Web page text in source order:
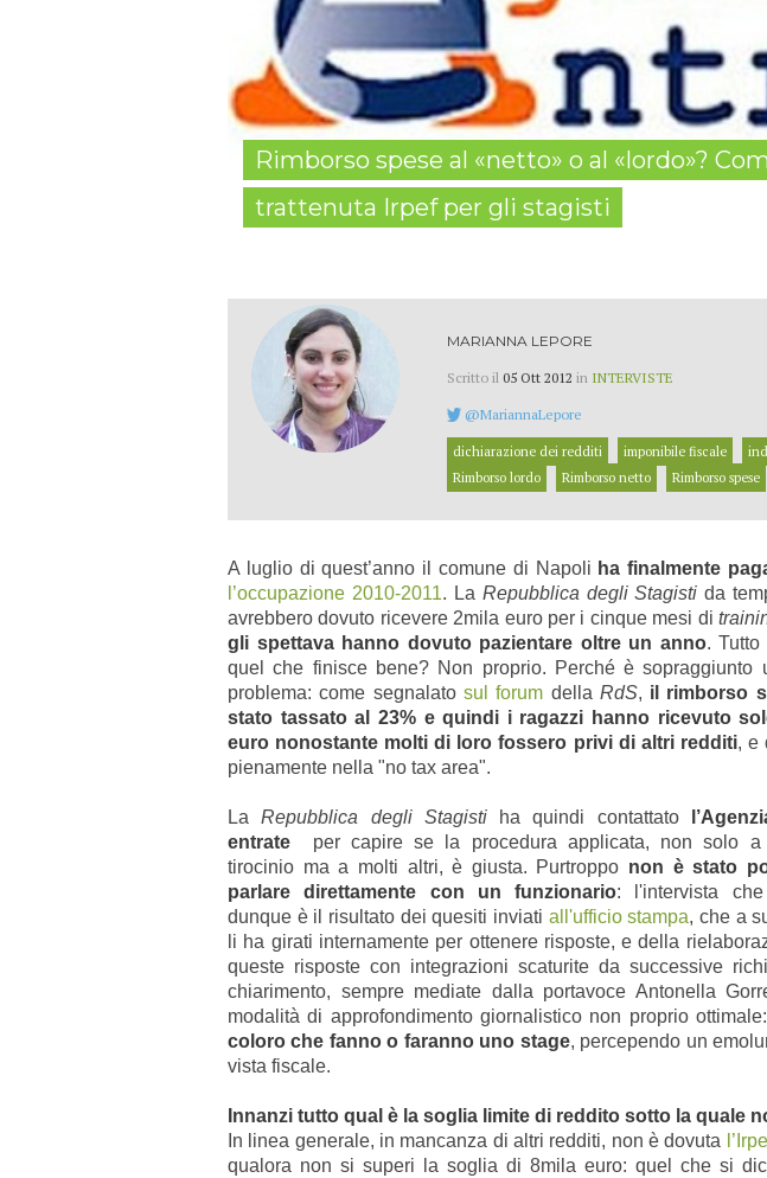
Rimborso spese al «netto» o al «lordo»?
trattenuta Irpef per gli stagisti
MARIANNA LEPORE
Scritto il 05 Ott 2012 in INTERVISTE
@MariannaLepore
dichiarazione dei redditi imponibile fiscale
Rimborso lordo
Rimborso netto Rimborso spese
A luglio di quest’anno il comune di Napoli ha finalmente
l’occupazione 2010-2011. La Repubblica degli Stagisti da
avrebbero dovuto ricevere 2mila euro per i cinque mesi di
gli spettava hanno dovuto pazientare oltre un anno. Tutto
quel che finisce bene? Non proprio. Perché è sopraggiunto
problema: come segnalato sul forum della RdS, il rimborso
stato tassato al 23% e quindi i ragazzi hanno ricevuto
euro nonostante molti di loro fossero privi di altri redditi, e
pienamente nella "no tax area".
LaRepubblica degli Stagistiha quindi contattato
entrate per capire se la procedura applicata, non solo a
tirocinio ma a molti altri, è giusta. Purtroppo non è stato
parlare direttamente con un funzionario: l'intervista
dunque è il risultato dei quesiti inviati all'ufficio stampa, che a
li ha girati internamente per ottenere risposte, e della
queste risposte con integrazioni scaturite da successive
chiarimento, sempre mediate dalla portavoce Antonella
modalità di approfondimento giornalistico non proprio
coloro che fanno o faranno uno stage, percependo un
vista fiscale.
Innanzi tutto qual è la soglia limite di reddito sotto la quale
In linea generale, in mancanza di altri redditi, non è dovuta
qualora non si superi la soglia di 8mila euro: quel che si